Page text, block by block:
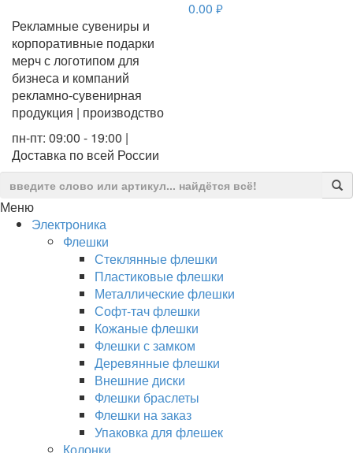
Рекламные сувениры и
корпоративные подарки
мерч с логотипом для
бизнеса и компаний
рекламно-сувенирная
продукция | производство
пн-пт: 09:00 - 19:00 |
Доставка по всей России
0.00 руб.
Меню
Электроника
Флешки
Стеклянные флешки
Пластиковые флешки
Металлические флешки
Софт-тач флешки
Кожаные флешки
Флешки с замком
Деревянные флешки
Внешние диски
Флешки браслеты
Флешки на заказ
Упаковка для флешек